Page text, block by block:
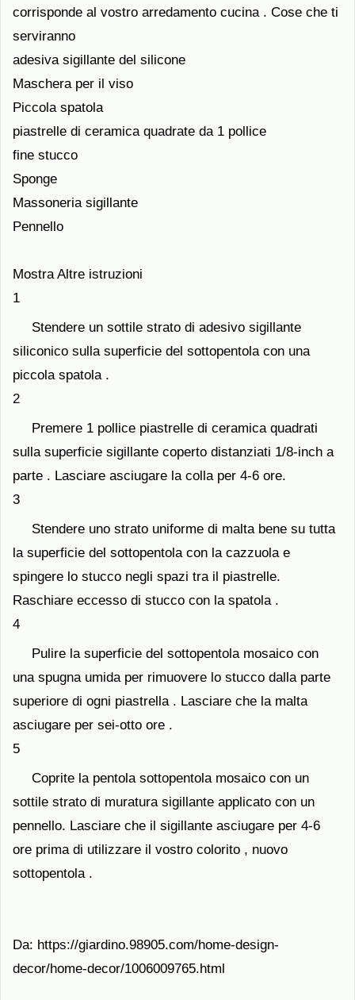
corrisponde al vostro arredamento cucina . Cose che ti
serviranno
adesiva sigillante del silicone
Maschera per il viso
Piccola spatola
piastrelle di ceramica quadrate da 1 pollice
fine stucco
Sponge
Massoneria sigillante
Pennello
Mostra Altre istruzioni
1
Stendere un sottile strato di adesivo sigillante
siliconico sulla superficie del sottopentola con una
piccola spatola .
2
Premere 1 pollice piastrelle di ceramica quadrati
sulla superficie sigillante coperto distanziati 1/8-inch a
parte . Lasciare asciugare la colla per 4-6 ore.
3
Stendere uno strato uniforme di malta bene su tutta
la superficie del sottopentola con la cazzuola e
spingere lo stucco negli spazi tra il piastrelle.
Raschiare eccesso di stucco con la spatola .
4
Pulire la superficie del sottopentola mosaico con
una spugna umida per rimuovere lo stucco dalla parte
superiore di ogni piastrella . Lasciare che la malta
asciugare per sei-otto ore .
5
Coprite la pentola sottopentola mosaico con un
sottile strato di muratura sigillante applicato con un
pennello. Lasciare che il sigillante asciugare per 4-6
ore prima di utilizzare il vostro colorito , nuovo
sottopentola .
Da: https://giardino.98905.com/home-design-
decor/home-decor/1006009765.html